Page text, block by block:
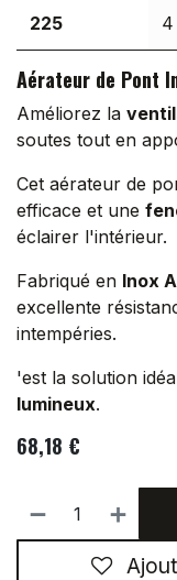
225 4
Aérateur de Pont
Améliorez la
soutes tout en
Cet aérateur de
efficace et une
éclairer l'intérieur.
Fabriqué en Inox
excellente
intempéries.
'est la solution
lumineux.
68,18 €